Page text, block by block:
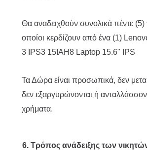
Θα αναδειχθούν συνολικά πέντε (5)
οποίοι κερδίζουν από ένα (1)
3 IPS3 15IAH8 Laptop 15.6" IPS
Τα Δώρα είναι προσωπικά, δεν
δεν εξαργυρώνονται ή
χρήματα.
6. Τρόπος ανάδειξης των